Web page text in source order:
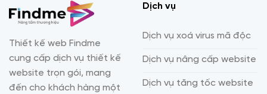
Thiết kế web Findme
cung cấp dịch vụ thiết kế
website trọn gói, mang
đến cho khách hàng một
Dịch vụ
Dịch vụ xoá virus mã độc
Dịch vụ nâng cấp website
Dịch vụ tăng tốc website